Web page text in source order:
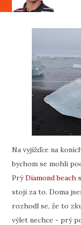
Na vyjížďce na
bychom se mohli
PrýDiamond beach
stoji za to. Doma
rozhodl se, že to
výlet nechce - prý